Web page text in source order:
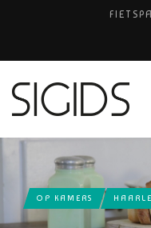
BELEEF DE
OP KAMERS